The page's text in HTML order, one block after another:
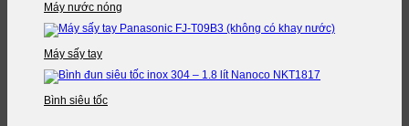
Máy nước nóng
Máy sấy tay
Bình siêu tốc